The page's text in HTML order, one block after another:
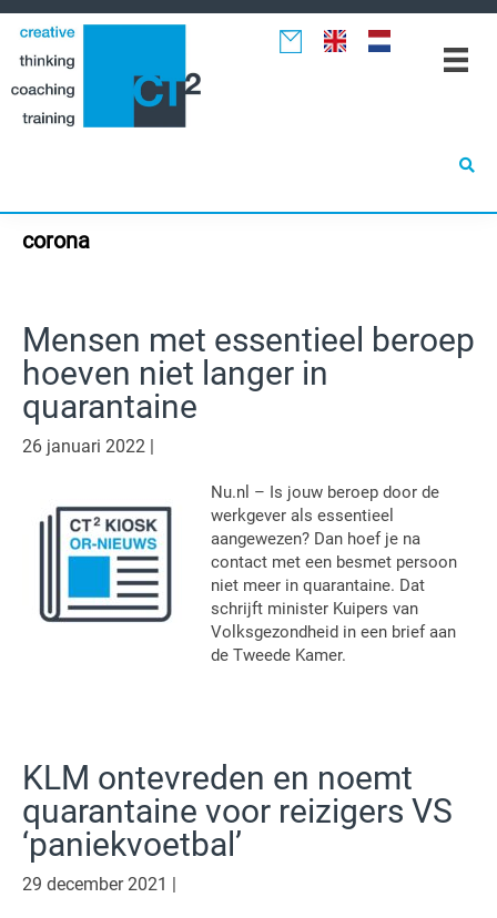
Spring
naar
hoofdnavigatie
Door
naar
Spring
naar
eerste
corona
Mensen met essentieel beroep
hoeven niet langer in
quarantaine
26 januari 2022 |
Nu.nl – Is jouw beroep door de
werkgever als essentieel
aangewezen? Dan hoef je na
contact met een besmet persoon
niet meer in quarantaine. Dat
schrijft minister Kuipers van
Volksgezondheid in een brief aan
de Tweede Kamer.
KLM ontevreden en noemt
quarantaine voor reizigers VS
‘paniekvoetbal’
29 december 2021 |